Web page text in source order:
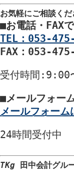
お気軽にご相談くだ
■お電話・FAX
TEL：053-
FAX：053-
受付時間 :9:00
■メールフォー
メールフォーム
24時間受付中
TKg 田中会計グル